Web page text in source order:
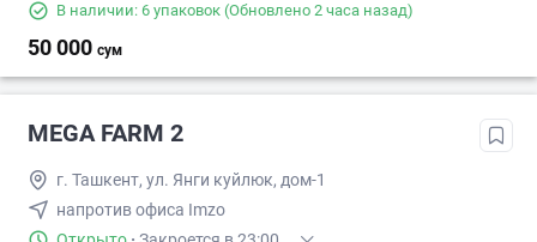
В наличии: 6 упаковок (Обновлено 2 часа назад)
50 000 сум
MEGA FARM 2
г. Ташкент, ул. Янги куйлюк, дом-1
напротив офиса Imzo